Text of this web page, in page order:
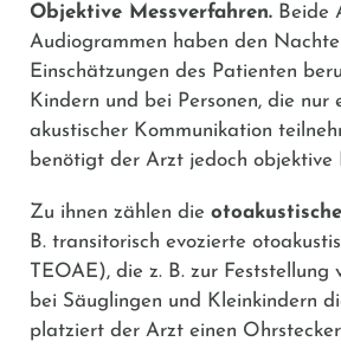
Objektive Messverfahren. Beide
Audiogrammen haben den
Einschätzungen des Patienten
Kindern und bei Personen, die nur
akustischer Kommunikation
benötigt der Arzt jedoch objektive
Zu ihnen zählen die
B. transitorisch evozierte
TEOAE), die z. B. zur Feststellung
bei Säuglingen und Kleinkindern
platziert der Arzt einen